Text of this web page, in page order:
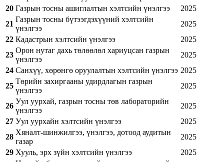
20 Газрын тосны ашиглалтын хэлтсийн үнэлгээ
2025
21
Газрын тосны бүтээгдэхүүний хэлтсийн
үнэлгээ
2025
22 Кадастрын хэлтсийн үнэлгээ
2025
23
Орон нутаг дахь төлөөлөл хариуцсан газрын
үнэлгээ
2025
24 Санхүү, хөрөнгө оруулалтын хэлтсийн үнэлгээ 2025
25
Төрийн захиргааны удирдлагын газрын
үнэлгээ
2025
26
Уул уурхай, газрын тосны төв лабораторийн
үнэлгээ
2025
27 Уул уурхайн хэлтсийн үнэлгээ
2025
28
Хяналт-шинжилгээ, үнэлгээ, дотоод аудитын
газар
2025
29 Хууль, эрх зүйн хэлтсийн үнэлгээ
2025